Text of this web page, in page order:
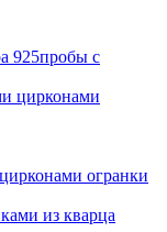
925пробы с
огранки